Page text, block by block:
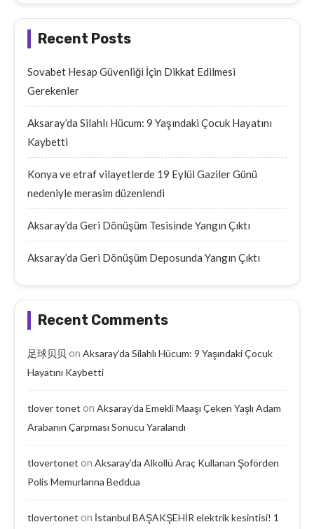
Recent Posts
Sovabet Hesap Güvenliği İçin Dikkat Edilmesi
Gerekenler
Aksaray’da Silahlı Hücum: 9 Yaşındaki Çocuk Hayatını
Kaybetti
Konya ve etraf vilayetlerde 19 Eylül Gaziler Günü
nedeniyle merasim düzenlendi
Aksaray’da Geri Dönüşüm Tesisinde Yangın Çıktı
Aksaray’da Geri Dönüşüm Deposunda Yangın Çıktı
Recent Comments
足球贝贝 on Aksaray’da Silahlı Hücum: 9 Yaşındaki Çocuk
Hayatını Kaybetti
tlover tonet on Aksaray’da Emekli Maaşı Çeken Yaşlı Adam
Arabanın Çarpması Sonucu Yaralandı
tlovertonet on Aksaray’da Alkollü Araç Kullanan Şoförden
Polis Memurlarına Beddua
tlovertonet on İstanbul BAŞAKŞEHİR elektrik kesintisi! 1